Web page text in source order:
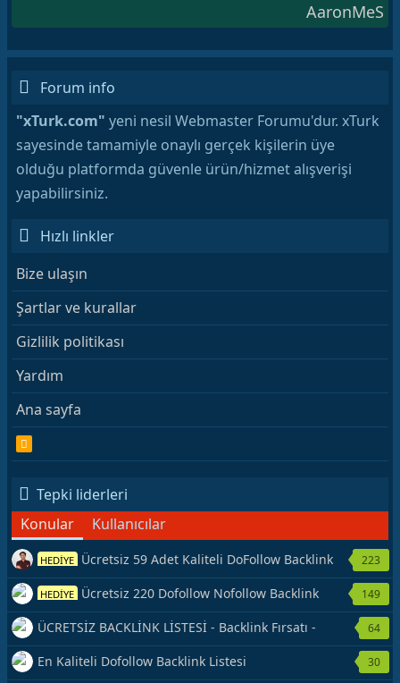
AaronMeS
Forum info
"xTurk.com" yeni nesil Webmaster Forumu'dur. xTurk
sayesinde tamamiyle onaylı gerçek kişilerin üye
olduğu platformda güvenle ürün/hizmet alışverişi
yapabilirsiniz.
Hızlı linkler
Bize ulaşın
Şartlar ve kurallar
Gizlilik politikası
Yardım
Ana sayfa
S
Tepki liderleri
Konular
Kullanıcılar
HEDİYE Ücretsiz 59 Adet Kaliteli DoFollow Backlink
Kaynağı Veriyorum.
223
HEDİYE Ücretsiz 220 Dofollow Nofollow Backlink
Veriyorum
149
ÜCRETSİZ BACKLİNK LİSTESİ - Backlink Fırsatı -
Hemen Yetiş!
64
En Kaliteli Dofollow Backlink Listesi 30